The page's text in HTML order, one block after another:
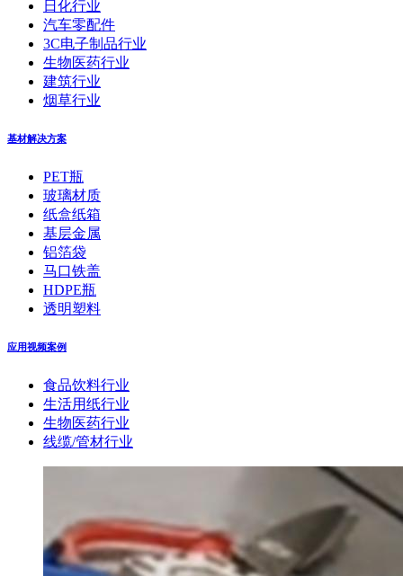
日化行业
汽车零配件
3C电子制品行业
生物医药行业
建筑行业
烟草行业
基材解决方案
PET瓶
玻璃材质
纸盒纸箱
基层金属
铝箔袋
马口铁盖
HDPE瓶
透明塑料
应用视频案例
食品饮料行业
生活用纸行业
生物医药行业
线缆/管材行业